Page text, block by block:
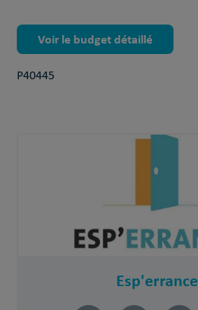
Voir le budget détaillé
P40445
Esp'errance